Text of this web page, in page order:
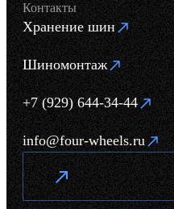
Контакты
Хранение шин
Шиномонтаж
+7 (929) 644-34-44
info@four-wheels.ru